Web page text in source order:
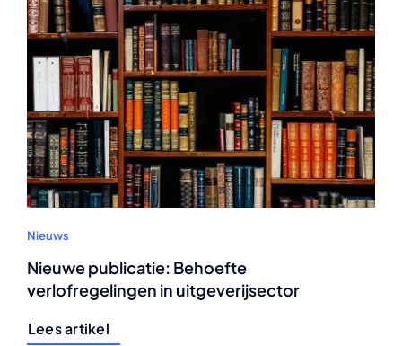
Nieuws
Nieuwe publicatie: Behoefte
verlofregelingen in uitgeverijsector
Lees artikel